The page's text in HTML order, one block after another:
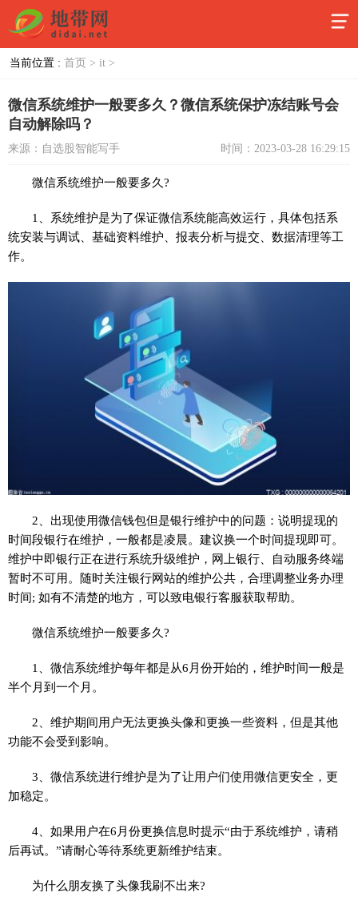
当前位置 : 首页 > it >
微信系统维护一般要多久？微信系统保护冻结账号会
自动解除吗？
来源：自选股智能写手 时间：2023-03-28 16:29:15
微信系统维护一般要多久?
1、系统维护是为了保证微信系统能高效运行，具体包括系
统安装与调试、基础资料维护、报表分析与提交、数据清理等工
作。
2、出现使用微信钱包但是银行维护中的问题：说明提现的
时间段银行在维护，一般都是凌晨。建议换一个时间提现即可。
维护中即银行正在进行系统升级维护，网上银行、自动服务终端
暂时不可用。随时关注银行网站的维护公共，合理调整业务办理
时间; 如有不清楚的地方，可以致电银行客服获取帮助。
微信系统维护一般要多久?
1、微信系统维护每年都是从6月份开始的，维护时间一般是
半个月到一个月。
2、维护期间用户无法更换头像和更换一些资料，但是其他
功能不会受到影响。
3、微信系统进行维护是为了让用户们使用微信更安全，更
加稳定。
4、如果用户在6月份更换信息时提示“由于系统维护，请稍
后再试。”请耐心等待系统更新维护结束。
为什么朋友换了头像我刷不出来?